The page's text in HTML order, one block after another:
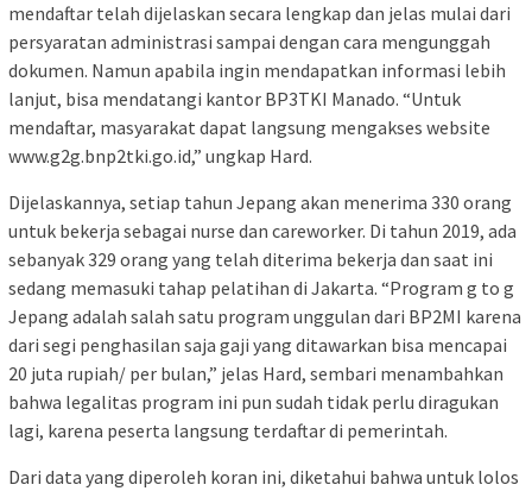
mendaftar telah dijelaskan secara lengkap dan jelas mulai dari
persyaratan administrasi sampai dengan cara mengunggah
dokumen. Namun apabila ingin mendapatkan informasi lebih
lanjut, bisa mendatangi kantor BP3TKI Manado. “Untuk
mendaftar, masyarakat dapat langsung mengakses website
www.g2g.bnp2tki.go.id,” ungkap Hard.
Dijelaskannya, setiap tahun Jepang akan menerima 330 orang
untuk bekerja sebagai nurse dan careworker. Di tahun 2019, ada
sebanyak 329 orang yang telah diterima bekerja dan saat ini
sedang memasuki tahap pelatihan di Jakarta. “Program g to g
Jepang adalah salah satu program unggulan dari BP2MI karena
dari segi penghasilan saja gaji yang ditawarkan bisa mencapai
20 juta rupiah/ per bulan,” jelas Hard, sembari menambahkan
bahwa legalitas program ini pun sudah tidak perlu diragukan
lagi, karena peserta langsung terdaftar di pemerintah.
Dari data yang diperoleh koran ini, diketahui bahwa untuk lolos